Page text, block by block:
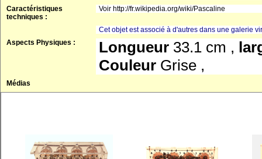
Caractéristiques
techniques :
Voir http://fr.wikipedia.org/wiki/Pascaline
Cet objet est associé à d'autres dans une galerie
Aspects Physiques :
Longueur 33.1 cm ,
Couleur Grise ,
Médias